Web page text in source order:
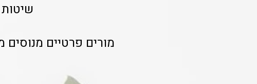
מורים פרטיים